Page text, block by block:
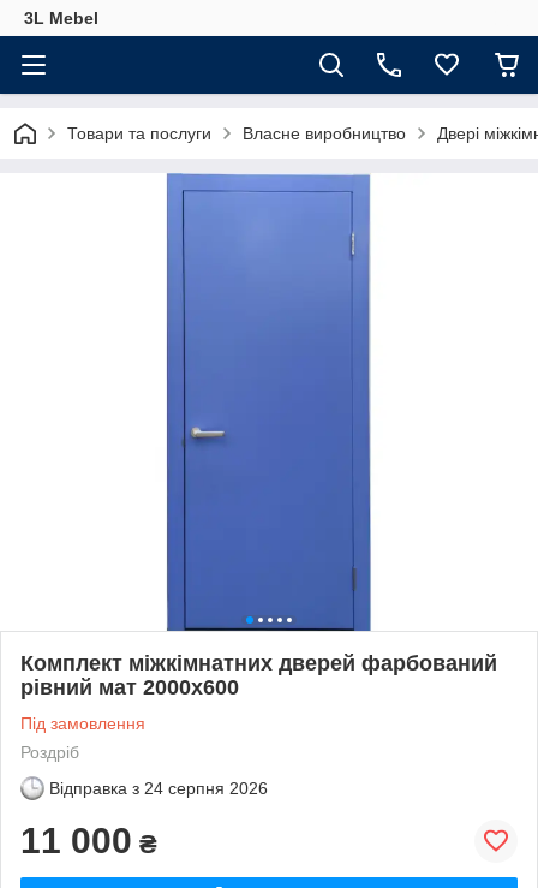
3L Mebel
Товари та послуги Власне виробництво Двері
Комплект міжкімнатних дверей фарбований
рівний мат 2000х600
Під замовлення
Роздріб
Відправка з 24 серпня 2026
11 000 ₴